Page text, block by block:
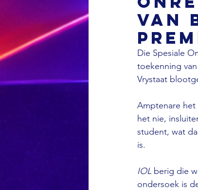
van
Die Spesiale
toekenning
Vrystaat
Amptenare
het nie,
student, wat
is.
IOL berig die
ondersoek is